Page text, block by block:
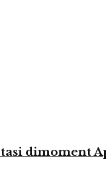
dimoment